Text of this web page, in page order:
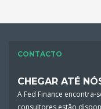
CONTACTO
CHEGAR ATÉ
A Fed Finance
consultores estão